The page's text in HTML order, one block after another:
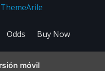
ThemeArile
Odds Buy Now
móvil